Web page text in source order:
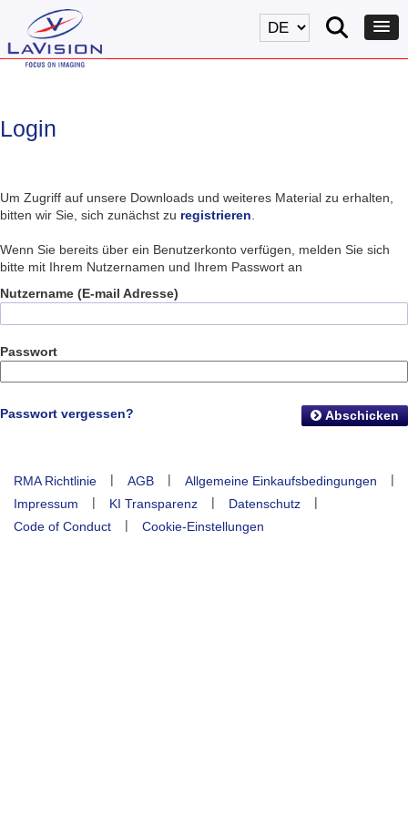
Login
Um Zugriff auf unsere Downloads und weiteres Material zu erhalten,
bitten wir Sie, sich zunächst zu registrieren
Wenn Sie bereits über ein Benutzerkonto verfügen, melden Sie sich
bitte mit Ihrem Nutzernamen und Ihrem Passwort an
Nutzername (E-mail Adresse)
Passwort
Passwort vergessen? Abschicken
RMA Richtlinie | AGB | Allgemeine Einkaufsbedingungen
|
Impressum
| KI Transparenz | Datenschutz
|
Code of Conduct
| Cookie-Einstellungen